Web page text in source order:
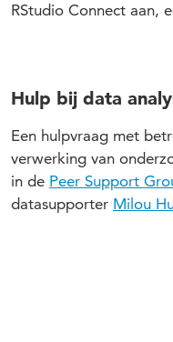
RStudio Connect aan,
Hulp bij data
Een hulpvraag met
verwerking van
in de Peer Support
datasupporter Milou